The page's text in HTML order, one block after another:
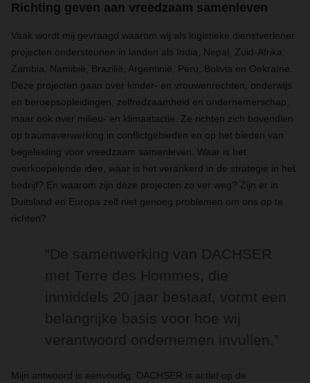
Richting geven aan vreedzaam samenleven
Vaak wordt mij gevraagd waarom wij als logistieke dienstverlener
projecten ondersteunen in landen als India, Nepal, Zuid-Afrika,
Zambia, Namibië, Brazilië, Argentinië, Peru, Bolivia en Oekraïne.
Deze projecten gaan over kinder- en vrouwenrechten, onderwijs
en beroepsopleidingen, zelfredzaamheid en ondernemerschap,
maar ook over milieu- en klimaatactie. Ze richten zich bovendien
op traumaverwerking in conflictgebieden en op het bieden van
begeleiding voor vreedzaam samenleven. Waar is het
overkoepelende idee, waar is het verankerd in de strategie in het
bedrijf? En waarom zijn deze projecten zo ver weg? Zijn er in
Duitsland en Europa zelf niet genoeg problemen om ons op te
richten?
“De samenwerking van DACHSER
met Terre des Hommes, die
inmiddels 20 jaar bestaat, vormt een
belangrijke basis voor hoe wij
verantwoord ondernemen invullen.”
Mijn antwoord is eenvoudig: DACHSER is actief op de